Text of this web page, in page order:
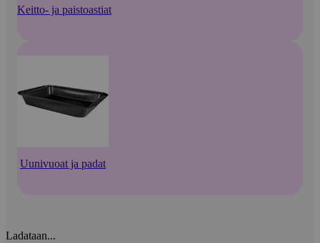
Keitto- ja paistoastiat
Uunivuoat ja padat
Ladataan...